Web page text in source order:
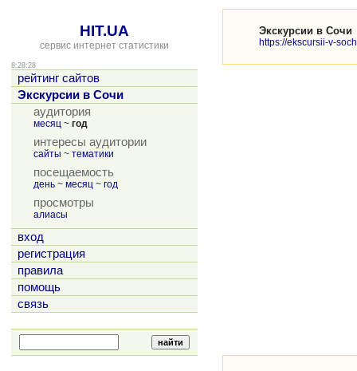
HIT.UA
сервис интернет статистики
8:28:28
рейтинг сайтов
Экскурсии в Сочи
аудитория
месяц ~ год
интересы аудитории
сайты ~ тематики
посещаемость
день ~ месяц ~ год
просмотры
алиасы
вход
регистрация
правила
помощь
связь
Экскурсии в Сочи
https://ekscursii-v-